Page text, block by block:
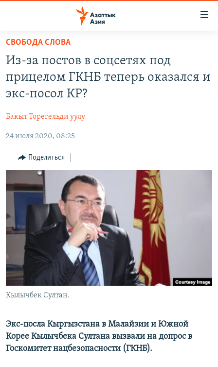
Вернуться
основному
содержанию
Вернутся
главной
навигации
Вернутся
поиску
ТАДЖИКИСТАН
ВОЙНА В УКРАИНЕ
ҚАЗАҚША
КЫРГЫЗЧА
ЎЗБЕКЧА
ТОҶИКӢ
TÜRKMENÇE
Все сайты РСЕ/РС
СВОБОДА СЛОВА
Из-за постов в соцсетях под
прицелом ГКНБ теперь оказался и
экс-посол КР?
Бакыт Торегельди уулу
24 июля 2020, 08:25
Поделиться
Кылычбек Султан.
Экс-посла Кыргызстана в Малайзии и Южной
Корее Кылычбека Султана вызвали на допрос в
Госкомитет нацбезопасности (ГКНБ).